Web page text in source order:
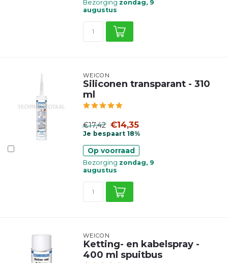
Bezorging zondag, 9
augustus
WEICON
Siliconen transparant - 310
ml
€17,42 €14,35
Je bespaart 18%
Op voorraad
Bezorging zondag, 9
augustus
WEICON
Ketting- en kabelspray -
400 ml spuitbus